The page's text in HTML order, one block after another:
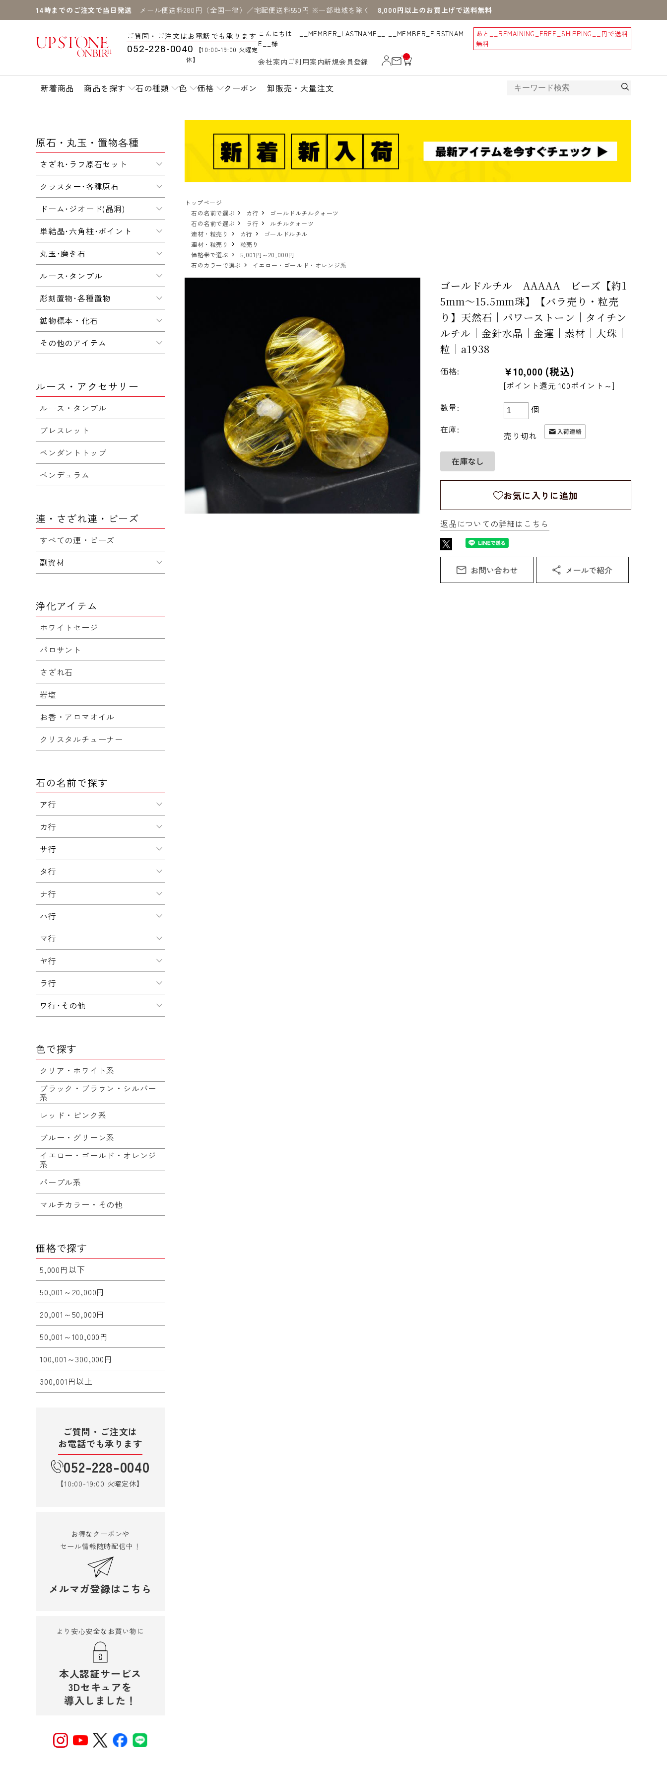
14時までのご注文で当日発送 メール便送料280円（全国一律）／宅配便送料550円 ※一部地域を除く 8,000円以上のお買上げで送料無料
ご質問・ご注文はお電話でも承ります
052-228-0040
【10:00-19:00 火曜定
休】
こんにちは __MEMBER_LASTNAME__ __MEMBER_FIRSTNAM
E__様
あと __REMAINING_FREE_SHIPPING__
円で送料
無料
会社案内 ご利用案内新規会員登録
__
IT
_C
新着商品 商品を探す 石の種類 色 価格 クーポン 卸販売・大量注文
トップページ
石の名前で選ぶ
カ行
ゴールドルチルクォーツ
石の名前で選ぶ
ラ行
ルチルクォーツ
連材・粒売り
カ行
ゴールドルチル
連材・粒売り
粒売り
価格帯で選ぶ
5,001円～20,000円
石のカラーで選ぶ
イエロー・ゴールド・オレンジ系
ゴールドルチル AAAAA ビーズ【約1
5mm～15.5mm珠】【バラ売り・粒売
り】天然石｜パワーストーン｜タイチン
ルチル｜金針水晶｜金運｜素材｜大珠｜
粒｜a1938
価格: ¥10,000 (税込)
[ポイント還元 100ポイント～]
数量:
個
在庫:
売り切れ
お気に入りに追加
返品についての詳細はこちら
原石・丸玉・置物各種
さざれ･ラフ原石セット
クラスター･各種原石
ドーム･ジオード(晶洞)
単結晶･六角柱･ポイント
丸玉･磨き石
ルース･タンブル
彫刻置物･各種置物
鉱物標本・化石
その他のアイテム
ルース・アクセサリー
ルース・タンブル
ブレスレット
ペンダントトップ
ペンデュラム
連・さざれ連・ビーズ
すべての連・ビーズ
副資材
浄化アイテム
ホワイトセージ
パロサント
さざれ石
岩塩
お香・アロマオイル
クリスタルチューナー
石の名前で探す
ア行
カ行
サ行
タ行
ナ行
ハ行
マ行
ヤ行
ラ行
ワ行･その他
色で探す
クリア・ホワイト系
ブラック・ブラウン・シルバー
系
レッド・ピンク系
ブルー・グリーン系
イエロー・ゴールド・オレンジ
系
パープル系
マルチカラー・その他
価格で探す
5,000円以下
50,001～20,000円
20,001～50,000円
50,001～100,000円
100,001～300,000円
300,001円以上
ご質問・ご注文は
お電話でも承ります
052-228-0040
【10:00-19:00 火曜定休】
お得なクーポンや
セール情報随時配信中！
メルマガ登録はこちら
より安心安全なお買い物に
本人認証サービス
3Dセキュアを
導入しました！